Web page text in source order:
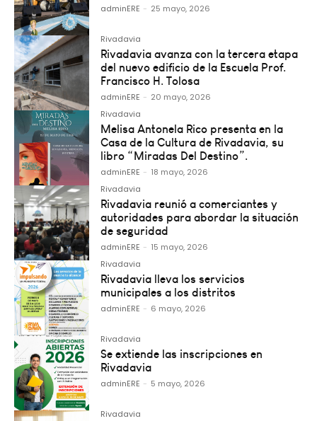
adminERE - 25 mayo, 2026
Rivadavia
Rivadavia avanza con la tercera etapa
del nuevo edificio de la Escuela Prof.
Francisco H. Tolosa
adminERE - 20 mayo, 2026
Rivadavia
Melisa Antonela Rico presenta en la
Casa de la Cultura de Rivadavia, su
libro “Miradas Del Destino”.
adminERE - 18 mayo, 2026
Rivadavia
Rivadavia reunió a comerciantes y
autoridades para abordar la situación
de seguridad
adminERE - 15 mayo, 2026
Rivadavia
Rivadavia lleva los servicios
municipales a los distritos
adminERE - 6 mayo, 2026
Rivadavia
Se extiende las inscripciones en
Rivadavia
adminERE - 5 mayo, 2026
Rivadavia